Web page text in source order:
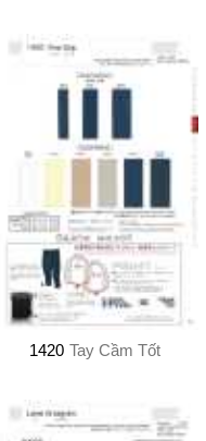
1420 Tay Cầm Tốt